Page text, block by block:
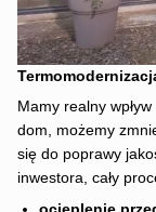
Mamy realny
dom, możemy
się do poprawy
inwestora, cały